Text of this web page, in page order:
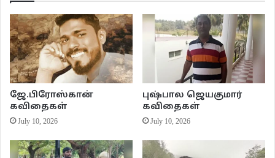
நெகிழ்ந்து கொள்கிறாள் அம்மா.
அனிச்சையாய் தடவிக்கொள்கிறேன்
ஆயிரமாவது முறையாய்
வெட்டுண்ட சிறகுகளை…
*****
இணைய இதழ் 44 கவிதைகள்
ஜே.பிரோஸ்கான்
கவிதைகள்
July 10, 2026
புஷ்பால ஜெயகுமார்
கவிதைகள்
July 10, 2026